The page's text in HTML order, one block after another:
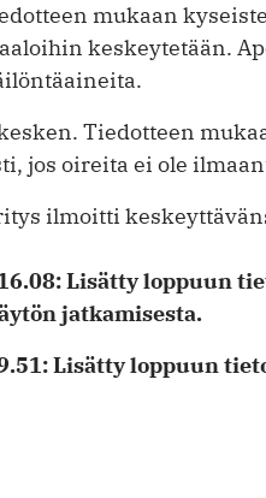
mukaan
keskeytetään.
Tiedotteen
jos oireita ei ole
il­moit­ti
Lisätty loppuun
jatkamisesta.
Li­sät­ty lop­puun